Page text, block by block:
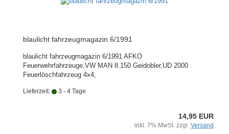
blaulicht fahrzeugmagazin 6/1991
blaulicht fahrzeugmagazin 6/1991 AFKO
Feuerwehrfahrzeuge,VW MAN 8.150 Geidobler,UD 2000
Feuerlöschfahrzeug 4x4,
Lieferzeit: 3 - 4 Tage
14,95 EUR
inkl. 7% MwSt. zzgl. Versand